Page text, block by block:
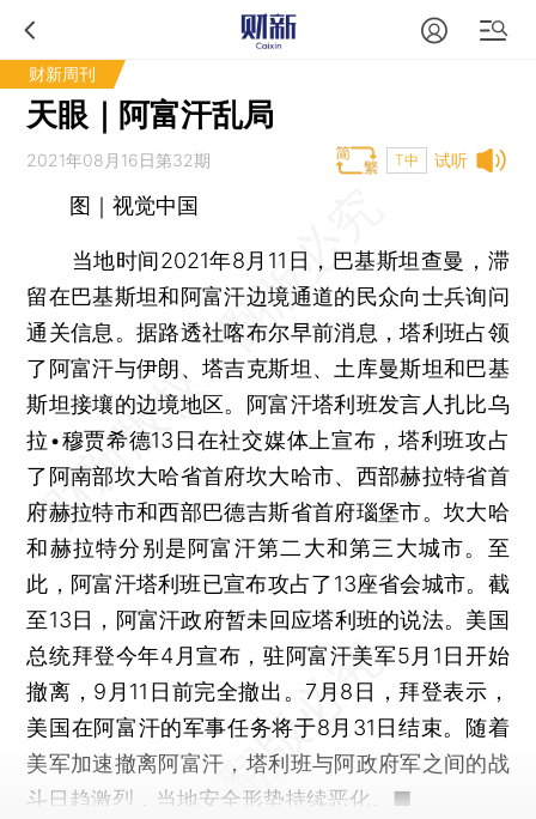
财新周刊
天眼｜阿富汗乱局
试听
2021年08月16日第32期 T中
图｜视觉中国
当地时间2021年8月11日，巴基斯坦查曼，滞
留在巴基斯坦和阿富汗边境通道的民众向士兵询问
通关信息。据路透社喀布尔早前消息，塔利班占领
了阿富汗与伊朗、塔吉克斯坦、土库曼斯坦和巴基
斯坦接壤的边境地区。阿富汗塔利班发言人扎比乌
拉•穆贾希德13日在社交媒体上宣布，塔利班攻占
了阿南部坎大哈省首府坎大哈市、西部赫拉特省首
府赫拉特市和西部巴德吉斯省首府瑙堡市。坎大哈
和赫拉特分别是阿富汗第二大和第三大城市。至
此，阿富汗塔利班已宣布攻占了13座省会城市。截
至13日，阿富汗政府暂未回应塔利班的说法。美国
总统拜登今年4月宣布，驻阿富汗美军5月1日开始
撤离，9月11日前完全撤出。7月8日，拜登表示，
美国在阿富汗的军事任务将于8月31日结束。随着
美军加速撤离阿富汗，塔利班与阿政府军之间的战
斗日趋激烈，当地安全形势持续恶化。■